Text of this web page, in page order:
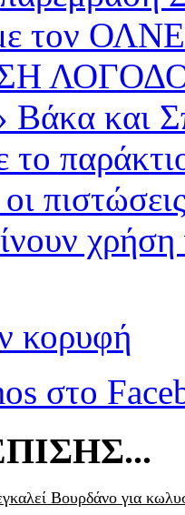
τον ΟΛΝΕ
Βάκα και
χρήση
κορυφή
Βουρδάνο για